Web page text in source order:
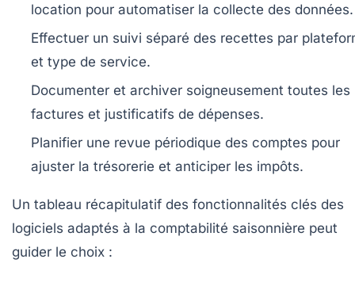
location pour automatiser la collecte des données.
Effectuer un suivi séparé des recettes par
et type de service.
Documenter et archiver soigneusement toutes les
factures et justificatifs de dépenses.
Planifier une revue périodique des comptes pour
ajuster la trésorerie et anticiper les impôts.
Un tableau récapitulatif des fonctionnalités clés des
logiciels adaptés à la comptabilité saisonnière peut
guider le choix :